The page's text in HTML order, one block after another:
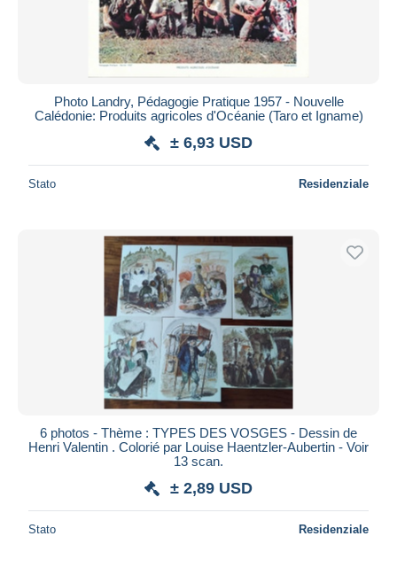
Photo Landry, Pédagogie Pratique 1957 - Nouvelle
Calédonie: Produits agricoles d'Océanie (Taro et Igname)
± 6,93 USD
Stato Residenziale
6 photos - Thème : TYPES DES VOSGES - Dessin de
Henri Valentin . Colorié par Louise Haentzler-Aubertin - Voir
13 scan.
± 2,89 USD
Stato Residenziale